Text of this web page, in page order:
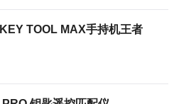
TOOL MAX手持机王者